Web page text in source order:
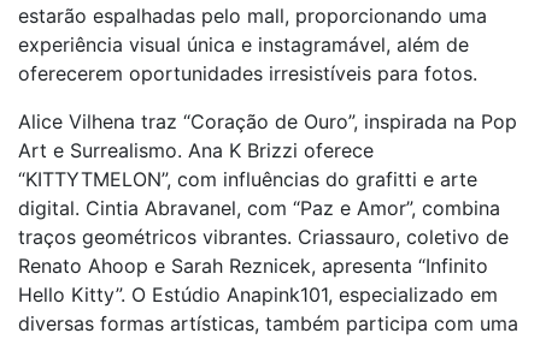
estarão espalhadas pelo mall, proporcionando uma
experiência visual única e instagramável, além de
oferecerem oportunidades irresistíveis para fotos.
Alice Vilhena traz “Coração de Ouro”, inspirada na Pop
Art e Surrealismo. Ana K Brizzi oferece
“KITTYTMELON”, com influências do grafitti e arte
digital. Cintia Abravanel, com “Paz e Amor”, combina
traços geométricos vibrantes. Criassauro, coletivo de
Renato Ahoop e Sarah Reznicek, apresenta “Infinito
Hello Kitty”. O Estúdio Anapink101, especializado em
diversas formas artísticas, também participa com uma